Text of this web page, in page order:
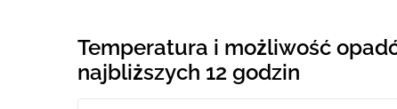
Temperatura i możliwość
najbliższych 12 godzin